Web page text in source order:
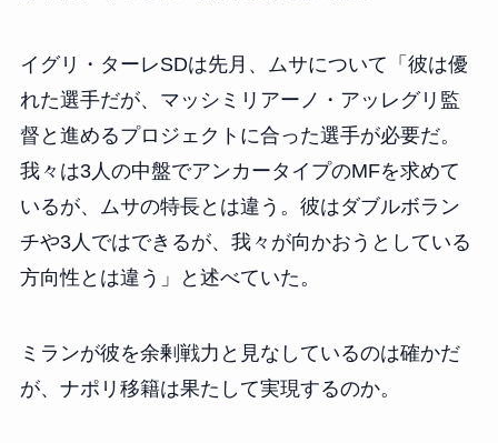
イグリ・ターレSDは先月、ムサについて「彼は優
れた選手だが、マッシミリアーノ・アッレグリ監
督と進めるプロジェクトに合った選手が必要だ。
我々は3人の中盤でアンカータイプのMFを求めて
いるが、ムサの特長とは違う。彼はダブルボラン
チや3人ではできるが、我々が向かおうとしている
方向性とは違う」と述べていた。
ミランが彼を余剰戦力と見なしているのは確かだ
が、ナポリ移籍は果たして実現するのか。